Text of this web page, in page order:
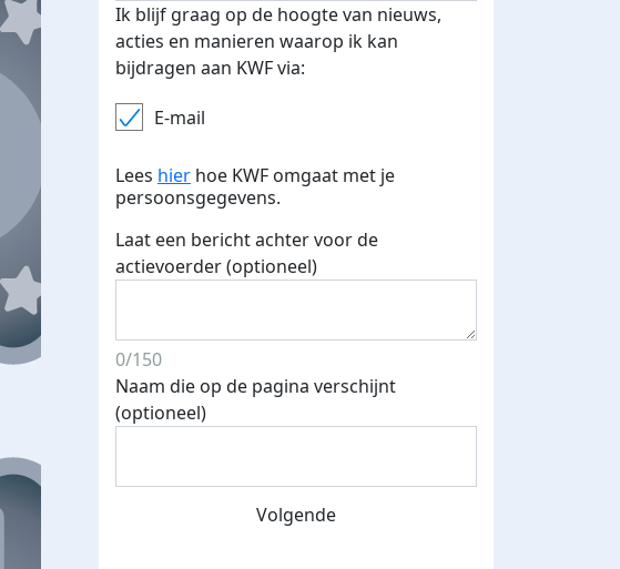
Streefbedrag verhoogd
Ik blijf graag op de hoogte van nieuws,
acties en manieren waarop ik kan
bijdragen aan KWF via:
E-mail
Lees hier hoe KWF omgaat met je
persoonsgegevens.
Laat een bericht achter voor de
actievoerder (optioneel)
0/150
Naam die op de pagina verschijnt
(optioneel)
Volgende